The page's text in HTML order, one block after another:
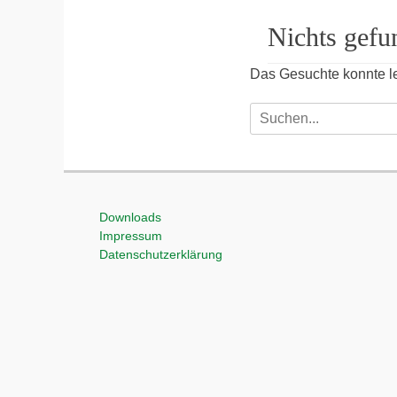
Nichts
Das Gesuchte konnte
Suchen
nach:
Downloads
Impressum
Datenschutzerklärung